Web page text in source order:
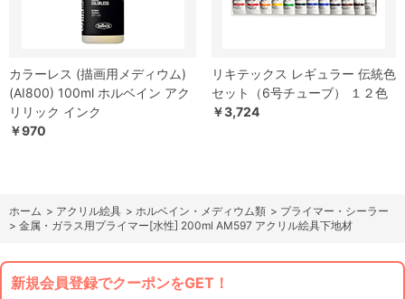
カラーレス (描画用メディウム)
(AI800) 100ml ホルベイン アク
リリック インク
￥970
リキテックス レギュラー 伝統色
セット（6号チューブ） １２色
￥3,724
ホーム > アクリル絵具 > ホルベイン・メディウム類 > プライマー・シーラー
> 金属・ガラス用プライマー[水性] 200ml AM597 アクリル絵具下地材
新規会員登録でクーポンをGET！